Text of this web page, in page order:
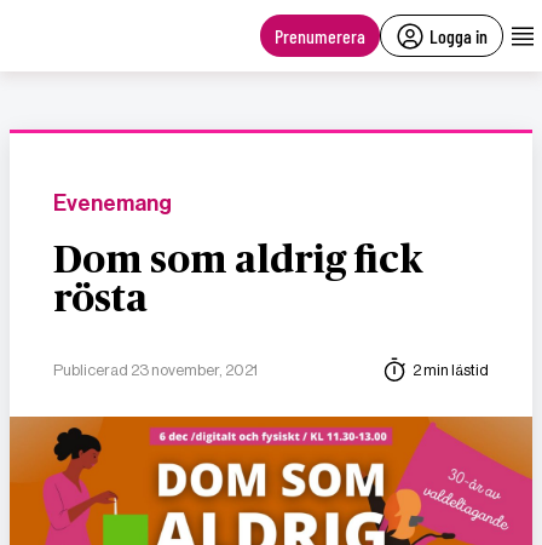
Prenumerera Logga in
Evenemang
Dom som aldrig fick
rösta
Publicerad 23 november, 2021 2 min lästid